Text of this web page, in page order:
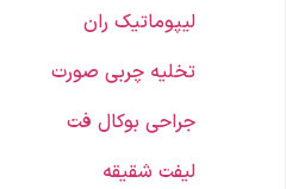
لیپوماتیک ران
تخلیه چربی صورت
جراحی بوکال فت
لیفت شقیقه